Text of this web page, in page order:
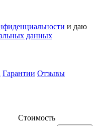
и даю
данных
Гарантии Отзывы
Стоимость